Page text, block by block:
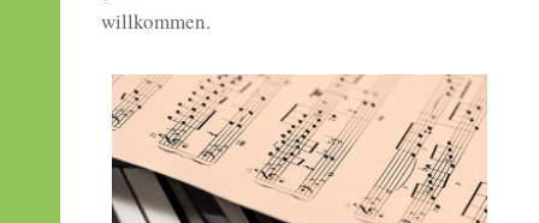
willkommen.